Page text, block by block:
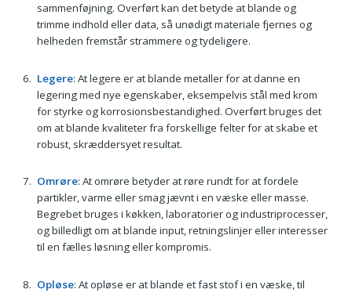
sammenføjning. Overført kan det betyde at blande og
trimme indhold eller data, så unødigt materiale fjernes og
helheden fremstår strammere og tydeligere.
Legere: At legere er at blande metaller for at danne en
legering med nye egenskaber, eksempelvis stål med krom
for styrke og korrosionsbestandighed. Overført bruges det
om at blande kvaliteter fra forskellige felter for at skabe et
robust, skræddersyet resultat.
Omrøre: At omrøre betyder at røre rundt for at fordele
partikler, varme eller smag jævnt i en væske eller masse.
Begrebet bruges i køkken, laboratorier og industriprocesser,
og billedligt om at blande input, retningslinjer eller interesser
til en fælles løsning eller kompromis.
Opløse: At opløse er at blande et fast stof i en væske, til